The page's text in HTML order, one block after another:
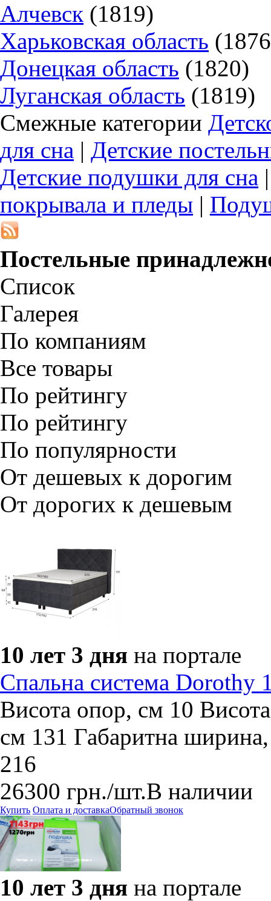
Алчевск (1819)
Харьковская область
Донецкая область (1820)
Луганская область (1819)
Смежные категории
для сна | Детские
Детские подушки для сна
покрывала и пледы |
Постельные
Список
Галерея
По компаниям
Все товары
По рейтингу
По рейтингу
По популярности
От дешевых к дорогим
От дорогих к дешевым
10 лет 3 дня на портале
Спальна система Dorothy
Висота опор, см 10
см 131 Габаритна
216
26300 грн./шт.В наличии
Купить Оплата и доставкаОбратный звонок
10 лет 3 дня на портале